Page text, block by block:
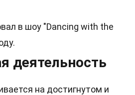
в шоу "Dancing with the
деятельность
на достигнутом и